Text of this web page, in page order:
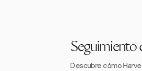
Seguimiento
Descubre cómo